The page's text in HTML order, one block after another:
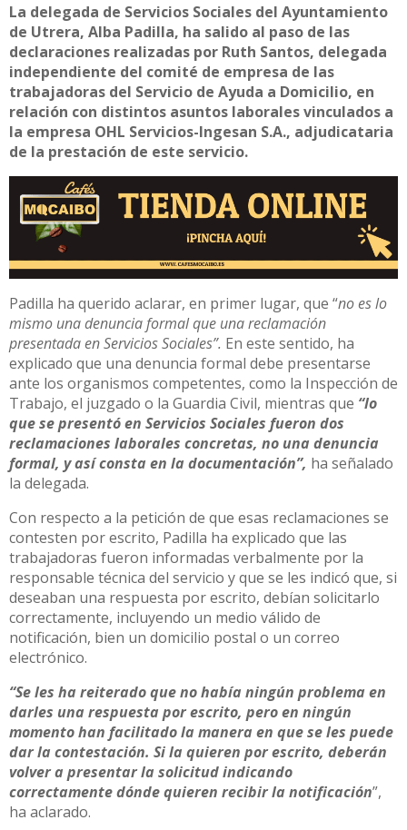
La delegada de Servicios Sociales del Ayuntamiento
de Utrera, Alba Padilla, ha salido al paso de las
declaraciones realizadas por Ruth Santos, delegada
independiente del comité de empresa de las
trabajadoras del Servicio de Ayuda a Domicilio, en
relación con distintos asuntos laborales vinculados a
la empresa OHL Servicios-Ingesan S.A., adjudicataria
de la prestación de este servicio.
Padilla ha querido aclarar, en primer lugar, que “no es lo
mismo una denuncia formal que una reclamación
presentada en Servicios Sociales”. En este sentido, ha
explicado que una denuncia formal debe presentarse
ante los organismos competentes, como la Inspección de
Trabajo, el juzgado o la Guardia Civil, mientras que “lo
que se presentó en Servicios Sociales fueron dos
reclamaciones laborales concretas, no una denuncia
formal, y así consta en la documentación”, ha señalado
la delegada.
Con respecto a la petición de que esas reclamaciones se
contesten por escrito, Padilla ha explicado que las
trabajadoras fueron informadas verbalmente por la
responsable técnica del servicio y que se les indicó que, si
deseaban una respuesta por escrito, debían solicitarlo
correctamente, incluyendo un medio válido de
notificación, bien un domicilio postal o un correo
electrónico.
“Se les ha reiterado que no había ningún problema en
darles una respuesta por escrito, pero en ningún
momento han facilitado la manera en que se les puede
dar la contestación. Si la quieren por escrito, deberán
volver a presentar la solicitud indicando
correctamente dónde quieren recibir la notificación”,
ha aclarado.